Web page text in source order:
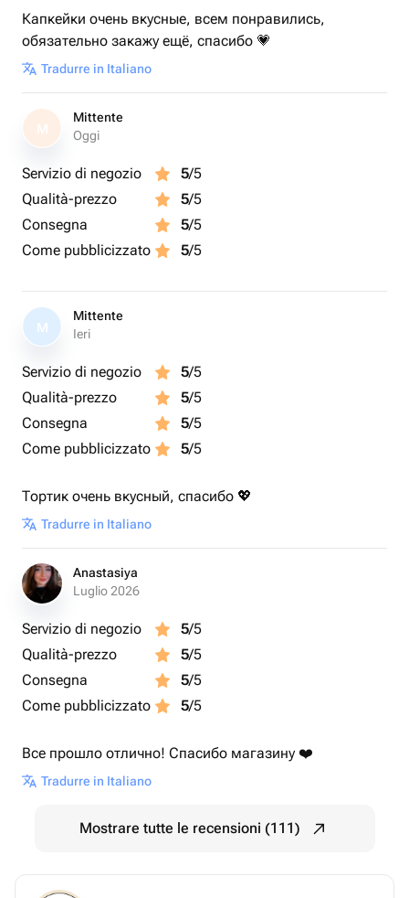
Капкейки очень вкусные, всем понравились,
обязательно закажу ещё, спасибо 💗
Tradurre in Italiano
M
Mittente
Oggi
Servizio di negozio 5/5
Qualità-prezzo
5/5
Consegna
5/5
Come pubblicizzato
5/5
M
Mittente
Ieri
Servizio di negozio 5/5
Qualità-prezzo
5/5
Consegna
5/5
Come pubblicizzato
5/5
Тортик очень вкусный, спасибо 💖
Tradurre in Italiano
Anastasiya
Luglio 2026
Servizio di negozio 5/5
Qualità-prezzo
5/5
Consegna
5/5
Come pubblicizzato
5/5
Все прошло отлично! Спасибо магазину ❤️
Tradurre in Italiano
Mostrare tutte le recensioni (111)